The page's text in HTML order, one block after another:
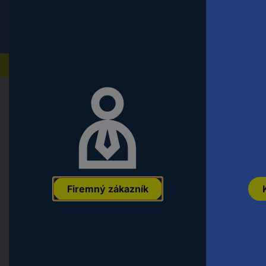
Firemný zákazník
Náradie a dielňa Montážny a upevňovací
Fischer 657142 skrutka zo
dražka Pozidriv glavanizované
4048962040623 Označenie výrobcu: Objednávacie